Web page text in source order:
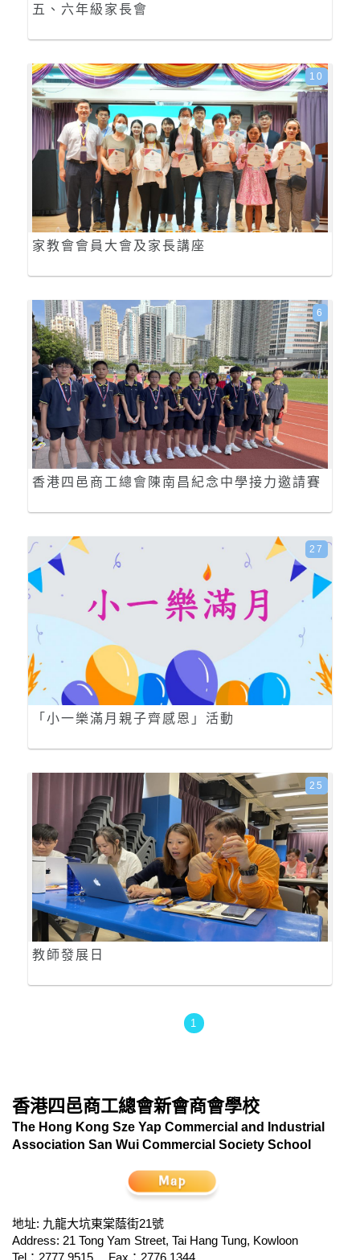
五、六年級家長會
家教會會員大會及家長講座
10
香港四邑商工總會陳南昌紀念中學接力邀請賽
6
「小一樂滿月親子齊感恩」活動
27
教師發展日
25
1
香港四邑商工總會新會商會學校
The Hong Kong Sze Yap Commercial and Industrial
Association San Wui Commercial Society School
地址: 九龍大坑東棠蔭街21號
Address: 21 Tong Yam Street, Tai Hang Tung, Kowloon
Tel：2777 9515
Fax：2776 1344